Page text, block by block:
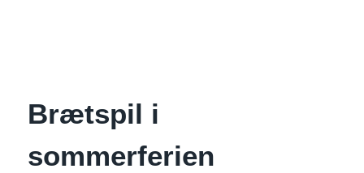
Brætspil i
sommerferien